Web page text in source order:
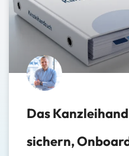
Das
sichern,